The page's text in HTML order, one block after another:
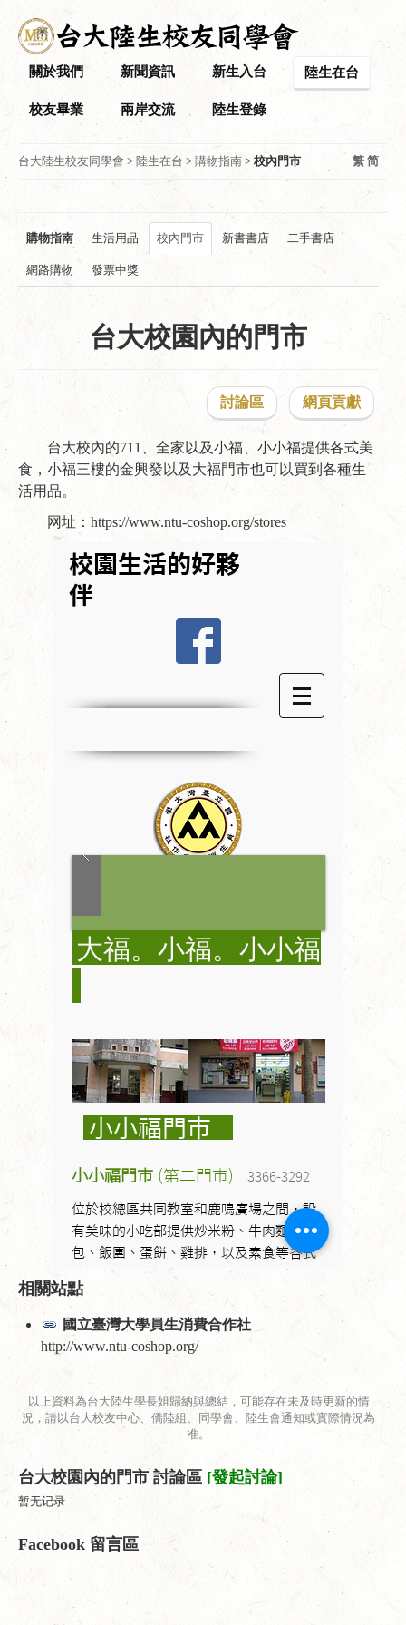
關於我們 新聞資訊 新生入台 陸生在台
校友畢業 兩岸交流 陸生登錄
台大陸生校友同學會 > 陸生在台 > 購物指南 > 校內門市 繁 简
購物指南 生活用品 校內門市 新書書店 二手書店
網路購物 發票中獎
台大校園內的門市
討論區 網頁貢獻
台大校內的711、全家以及小福、小小福提供各式美
食，小福三樓的金興發以及大福門市也可以買到各種生
活用品。
网址： https://www.ntu-coshop.org/stores
相關站點
國立臺灣大學員生消費合作社
http://www.ntu-coshop.org/
以上資料為台大陸生學長姐歸納與總結，可能存在未及時更新的情
況，請以台大校友中心、僑陸組、同學會、陸生會通知或實際情況為
准。
台大校園內的門市 討論區 [發起討論]
暂无记录
Facebook 留言區